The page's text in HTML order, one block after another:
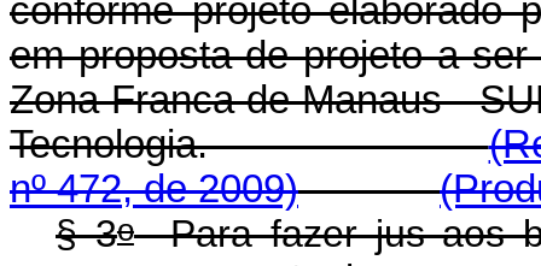
conforme projeto elaborado
em proposta de projeto a
Zona Franca de Manaus -
Tecnologia.
nº 472, de 2009)
§ 3oPara fazer jus aos